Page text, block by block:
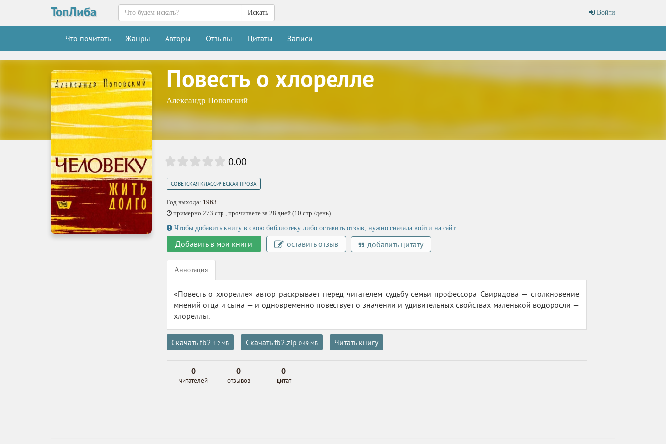
ТопЛиба Войти
Искать
Что почитать Жанры Авторы Отзывы Цитаты Записи
Повесть о хлорелле
Александр Поповский
0.00
СОВЕТСКАЯ КЛАССИЧЕСКАЯ ПРОЗА
Год выхода: 1963
примерно 273 стр., прочитаете за 28 дней (10 стр./день)
Чтобы добавить книгу в свою библиотеку либо оставить отзыв, нужно сначала войти на сайт.
Добавить в мои книги оставить отзыв добавить цитату
Аннотация
«Повесть о хлорелле» автор раскрывает перед читателем судьбу семьи профессора Свиридова — столкновение
мнений отца и сына — и одновременно повествует о значении и удивительных свойствах маленькой водоросли —
хлореллы.
Скачать fb2 1.2 МБ Скачать fb2.zip 0.49 МБ Читать книгу
0
читателей
0
отзывов
0
цитат